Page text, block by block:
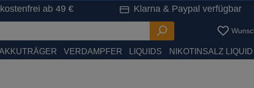
ab 49 € Klarna & Paypal verfügbar
VERDAMPFER LIQUIDS NIKOTINSALZ LIQUID